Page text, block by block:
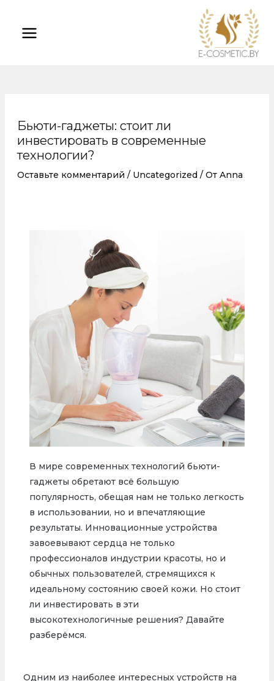
содержимому
MENU
Бьюти-гаджеты: стоит ли
инвестировать в современные
технологии?
Оставьте комментарий / Uncategorized/ От Anna
В мире современных технологий бьюти-
гаджеты обретают всё большую
популярность, обещая нам не только легкость
в использовании, но и впечатляющие
результаты. Инновационные устройства
завоевывают сердца не только
профессионалов индустрии красоты, но и
обычных пользователей, стремящихся к
идеальному состоянию своей кожи. Но стоит
ли инвестировать в эти
высокотехнологичные решения? Давайте
разберёмся.
Одним из наиболее интересных устройств на
записям